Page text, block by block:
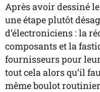
Après avoir dessiné
une étape plutôt
d’électroniciens : la
composants et la
fournisseurs pour
tout cela alors qu’il
même boulot